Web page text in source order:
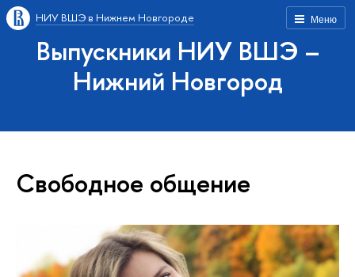
Меню
НИУ ВШЭ в Нижнем Новгороде
Выпускники НИУ ВШЭ –
Нижний Новгород
Свободное общение